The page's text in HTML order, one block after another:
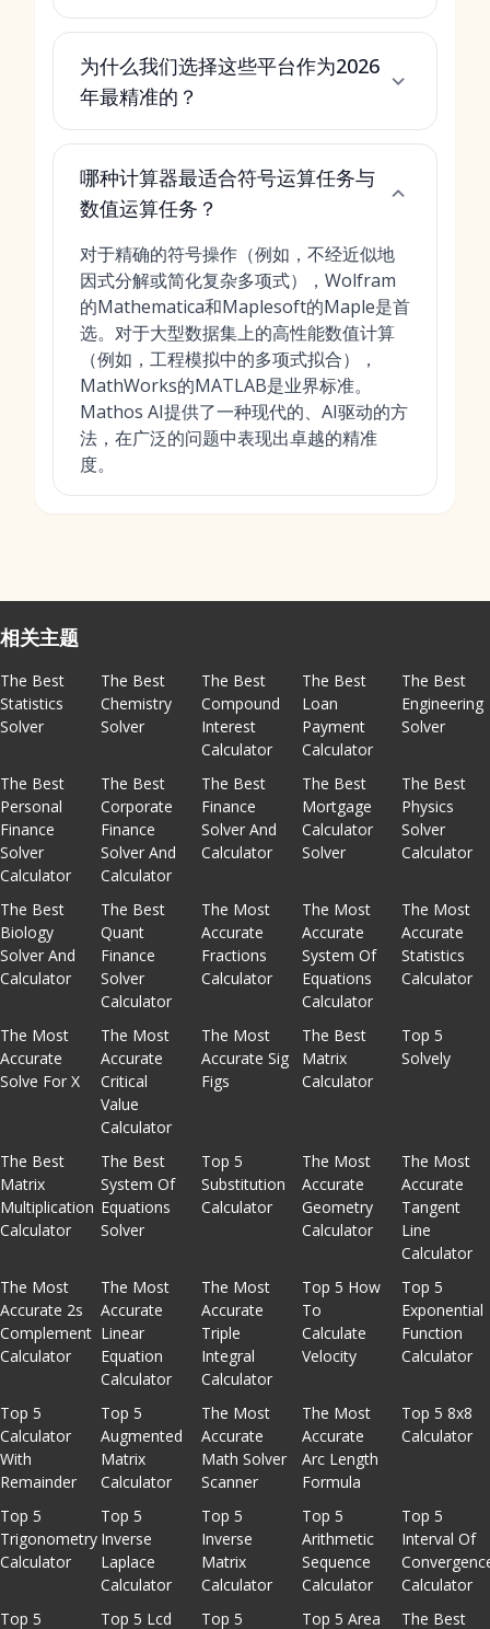
为什么我们选择这些平台作为2026
年最精准的？
哪种计算器最适合符号运算任务与
数值运算任务？
对于精确的符号操作（例如，不经近似地
因式分解或简化复杂多项式），Wolfram
的Mathematica和Maplesoft的Maple是首
选。对于大型数据集上的高性能数值计算
（例如，工程模拟中的多项式拟合），
MathWorks的MATLAB是业界标准。
Mathos AI提供了一种现代的、AI驱动的方
法，在广泛的问题中表现出卓越的精准
度。
相关主题
The Best
Statistics
Solver
The Best
Chemistry
Solver
The Best
Compound
Interest
Calculator
The Best
Loan
Payment
Calculator
The Best
Engineering
Solver
The Best
Personal
Finance
Solver
Calculator
The Best
Corporate
Finance
Solver And
Calculator
The Best
Finance
Solver And
Calculator
The Best
Mortgage
Calculator
Solver
The Best
Physics
Solver
Calculator
The Best
Biology
Solver And
Calculator
The Best
Quant
Finance
Solver
Calculator
The Most
Accurate
Fractions
Calculator
The Most
Accurate
System Of
Equations
Calculator
The Most
Accurate
Statistics
Calculator
The Most
Accurate
Solve For X
The Most
Accurate
Critical
Value
Calculator
The Most
Accurate Sig
Figs
The Best
Matrix
Calculator
Top 5
Solvely
The Best
Matrix
Multiplication
Calculator
The Best
System Of
Equations
Solver
Top 5
Substitution
Calculator
The Most
Accurate
Geometry
Calculator
The Most
Accurate
Tangent
Line
Calculator
The Most
Accurate 2s
Complement
Calculator
The Most
Accurate
Linear
Equation
Calculator
The Most
Accurate
Triple
Integral
Calculator
Top 5 How
To
Calculate
Velocity
Top 5
Exponential
Function
Calculator
Top 5
Calculator
With
Remainder
Top 5
Augmented
Matrix
Calculator
The Most
Accurate
Math Solver
Scanner
The Most
Accurate
Arc Length
Formula
Top 5 8x8
Calculator
Top 5
Trigonometry
Calculator
Top 5
Inverse
Laplace
Calculator
Top 5
Inverse
Matrix
Calculator
Top 5
Arithmetic
Sequence
Calculator
Top 5
Interval Of
Calculator
Top 5
Top 5 Lcd Top 5 Top 5 Area The Best